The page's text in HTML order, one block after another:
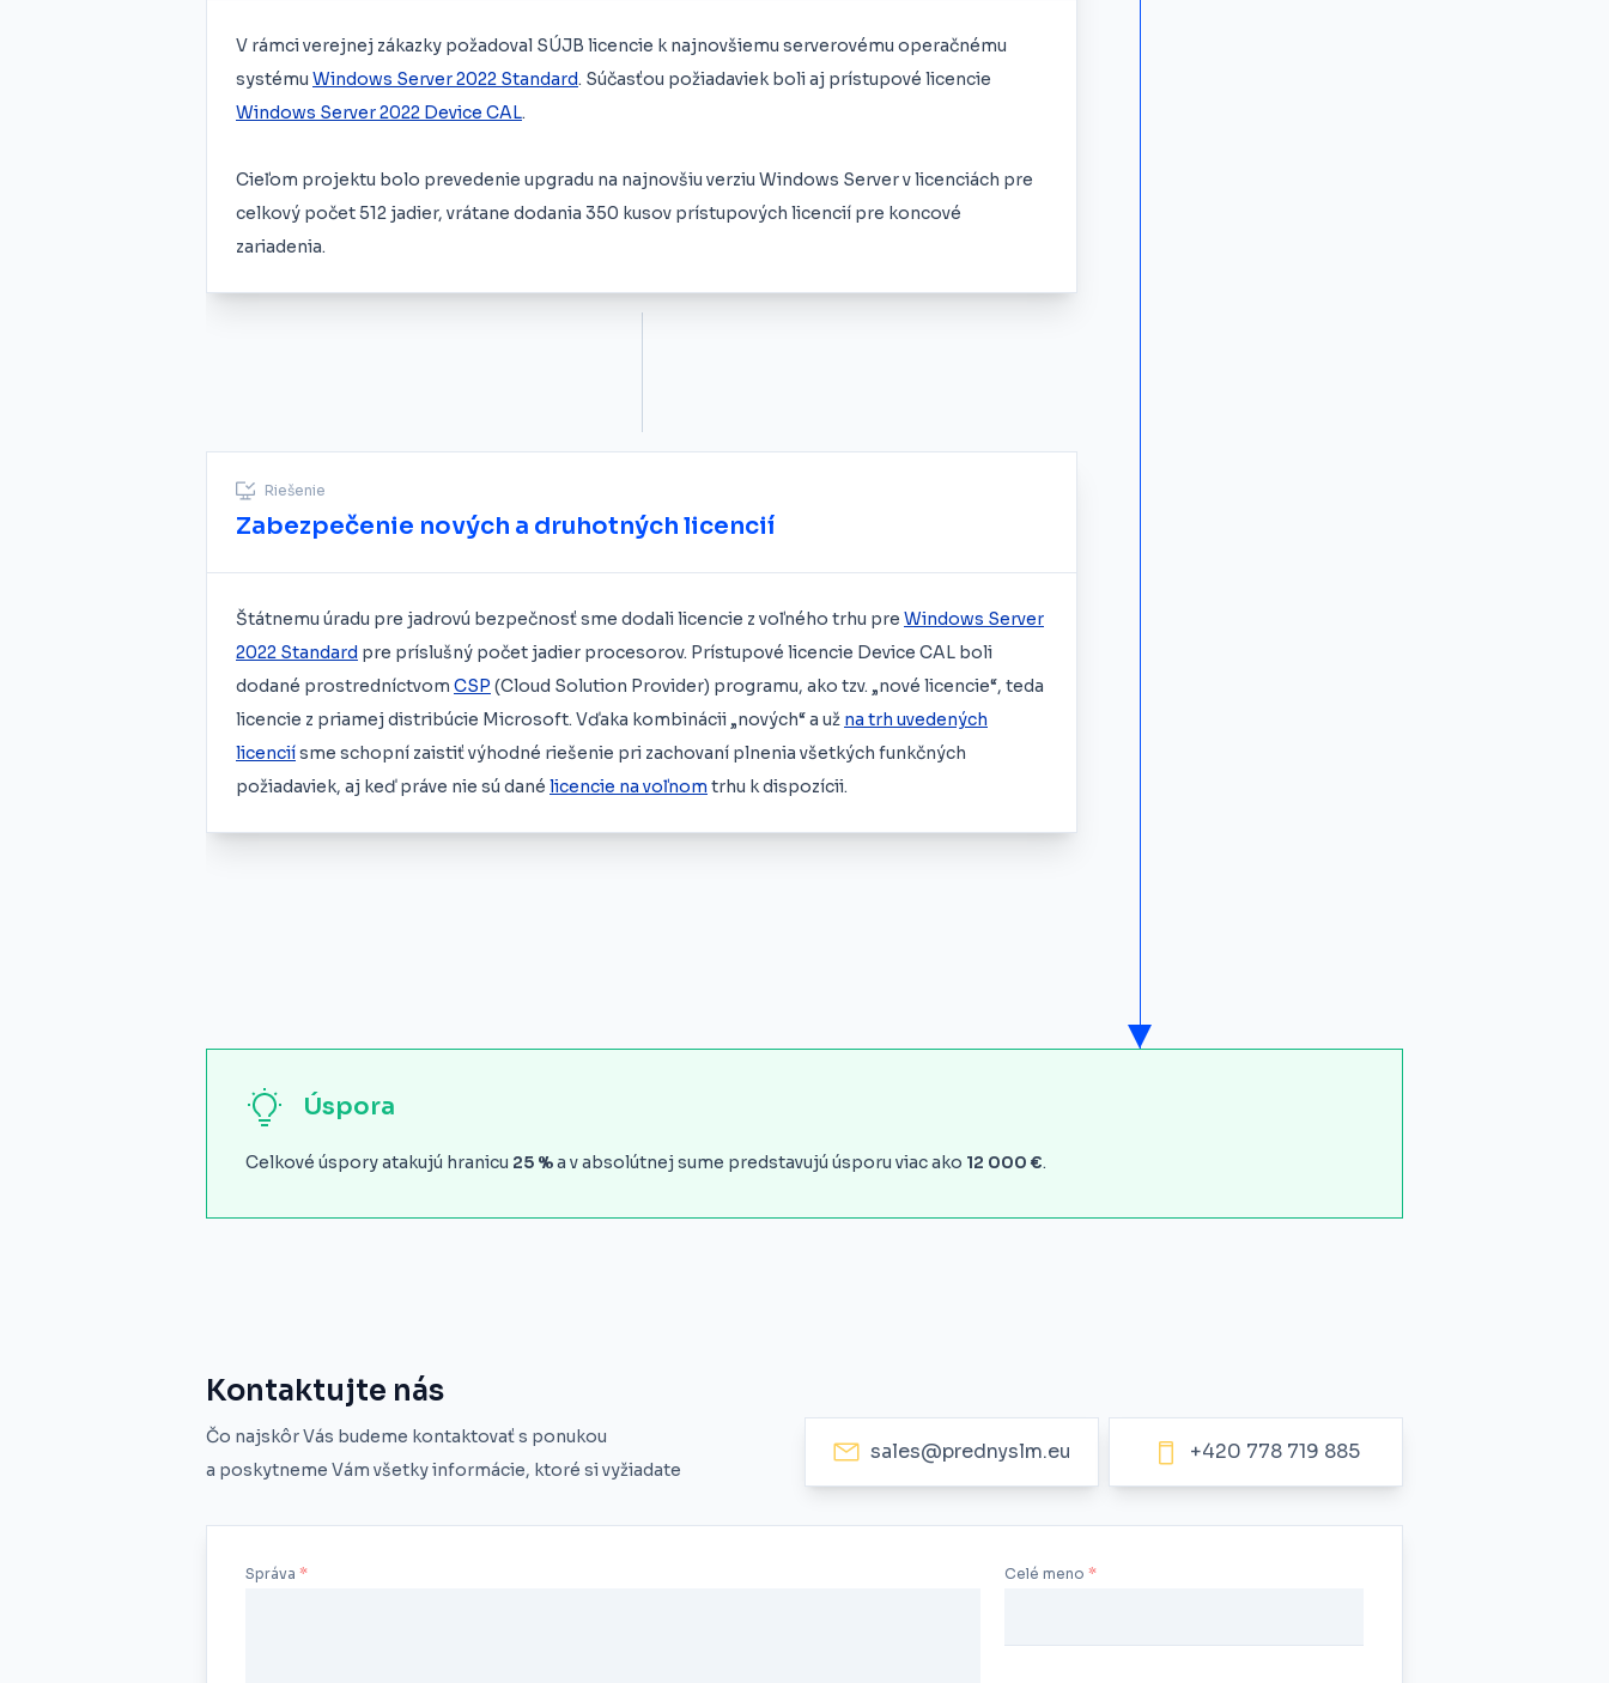
V rámci verejnej zákazky požadoval SÚJB licencie k najnovšiemu serverovému operačnému
systému Windows Server 2022 Standard. Súčasťou požiadaviek boli aj prístupové licencie
Windows Server 2022 Device CAL.
Cieľom projektu bolo prevedenie upgradu na najnovšiu verziu Windows Server v licenciách pre
celkový počet 512 jadier, vrátane dodania 350 kusov prístupových licencií pre koncové
zariadenia.
Riešenie
Zabezpečenie nových a druhotných licencií
Štátnemu úradu pre jadrovú bezpečnosť sme dodali licencie z voľného trhu pre Windows Server
2022 Standard pre príslušný počet jadier procesorov. Prístupové licencie Device CAL boli
dodané prostredníctvom CSP (Cloud Solution Provider) programu, ako tzv. „nové licencie“, teda
licencie z priamej distribúcie Microsoft. Vďaka kombinácii „nových“ a už na trh uvedených
licenciísme schopní zaistiť výhodné riešenie pri zachovaní plnenia všetkých funkčných
požiadaviek, aj keď práve nie sú dané licencie na voľnom trhu k dispozícii.
Úspora
Celkové úspory atakujú hranicu 25 %a v absolútnej sume predstavujú úsporu viac ako 12 000 €.
Kontaktujte nás
Čo najskôr Vás budeme kontaktovať s ponukou
a poskytneme Vám všetky informácie, ktoré si vyžiadate
sales@prednyslm.eu +420 778 719 885
Správa Celé meno